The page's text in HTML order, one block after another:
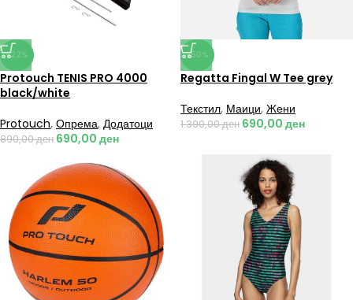
-22%
Protouch TENIS PRO 4000
black/white
Protouch, Опрема, Додатоци
890,00ден 690,00 ден
-50%
Regatta Fingal W Tee grey
Текстил, Маици, Жени
1.390,00ден 690,00 ден